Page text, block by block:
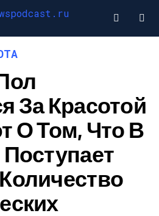
За Красотой
О Том, Что В